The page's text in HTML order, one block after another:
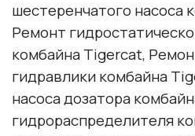
шестеренчатого насоса
Ремонт
комбайна Tigercat,
гидравлики комбайна
насоса дозатора
гидрораспределителя